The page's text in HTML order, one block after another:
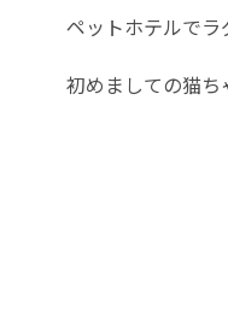
ペットホテルで
初めましての猫ち